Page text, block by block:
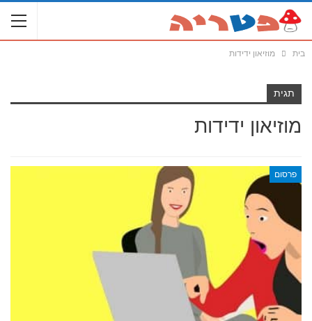
בית מוזיאון ידידות
תגית
מוזיאון ידידות
פרסום